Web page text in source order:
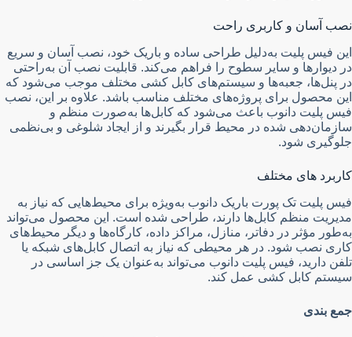
نصب آسان و کاربری راحت
این فیس پلیت به‌دلیل طراحی ساده و باریک خود، نصب آسان و سریع
در دیوارها و سایر سطوح را فراهم می‌کند. قابلیت نصب آن به‌راحتی
در پنل‌ها، جعبه‌ها و سیستم‌های کابل کشی مختلف موجب می‌شود که
این محصول برای پروژه‌های مختلف مناسب باشد. علاوه بر این، نصب
فیس پلیت دانوب باعث می‌شود که کابل‌ها به‌صورت منظم و
سازمان‌دهی شده در محیط قرار بگیرند و از ایجاد شلوغی و بی‌نظمی
جلوگیری شود.
کاربرد های مختلف
فیس پلیت تک پورت باریک دانوب به‌ویژه برای محیط‌هایی که نیاز به
مدیریت منظم کابل‌ها دارند، طراحی شده است. این محصول می‌تواند
به‌طور مؤثر در دفاتر، منازل، مراکز داده، کارگاه‌ها و دیگر محیط‌های
کاری نصب شود. در هر محیطی که نیاز به اتصال کابل‌های شبکه یا
تلفن دارید، فیس پلیت دانوب می‌تواند به‌عنوان یک جز اساسی در
سیستم کابل کشی عمل کند.
جمع بندی